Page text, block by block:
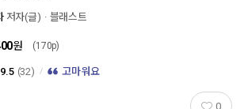
저자(글) 블래스트
원 (170p)
9.5 (32) 고마워요
0